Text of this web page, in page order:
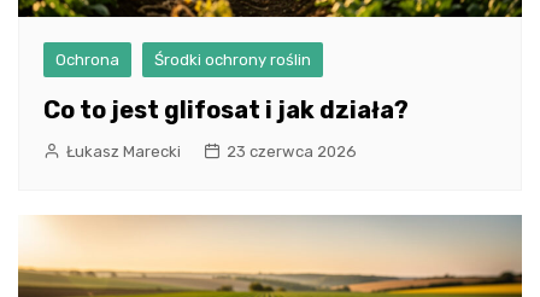
Ochrona Środki ochrony roślin
Co to jest glifosat i jak działa?
Łukasz Marecki 23 czerwca 2026